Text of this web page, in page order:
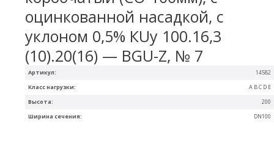
Артикул: 14582
Ширина сечения: DN100
Высота: 200
Класс нагрузки: A B C D E
оцинкованной насадкой, с
уклоном 0,5% КUу 100.16,3
(10).20(16) — BGU-Z, № 7